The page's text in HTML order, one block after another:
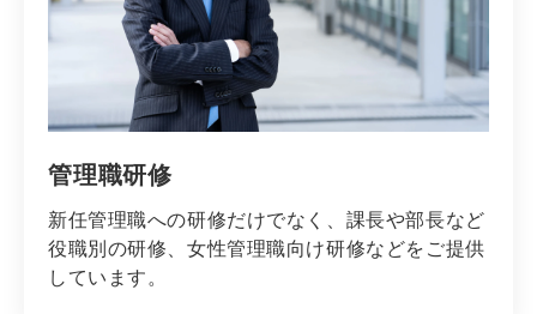
管理職研修
新任管理職への研修だけでなく、課長や部長など
役職別の研修、女性管理職向け研修などをご提供
しています。